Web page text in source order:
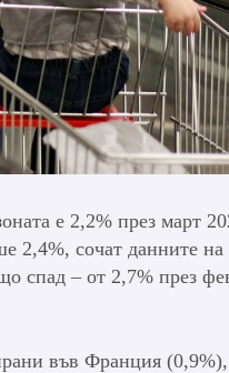
е 2,2% през март
2,4%, сочат данните
спад – от 2,7% през
във Франция